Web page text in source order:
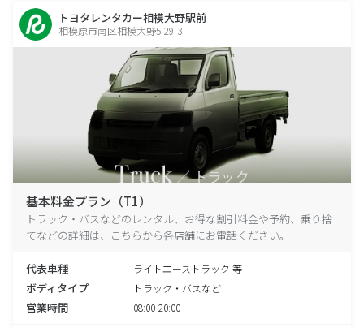
トヨタレンタカー相模大野駅前
相模原市南区相模大野5-29-3
基本料金プラン（T1）
トラック・バスなどのレンタル、お得な割引料金や予約、乗り捨
てなどの詳細は、こちらから各店舗にお電話ください。
代表車種 ライトエーストラック 等
ボディタイプ トラック・バスなど
営業時間 08:00-20:00